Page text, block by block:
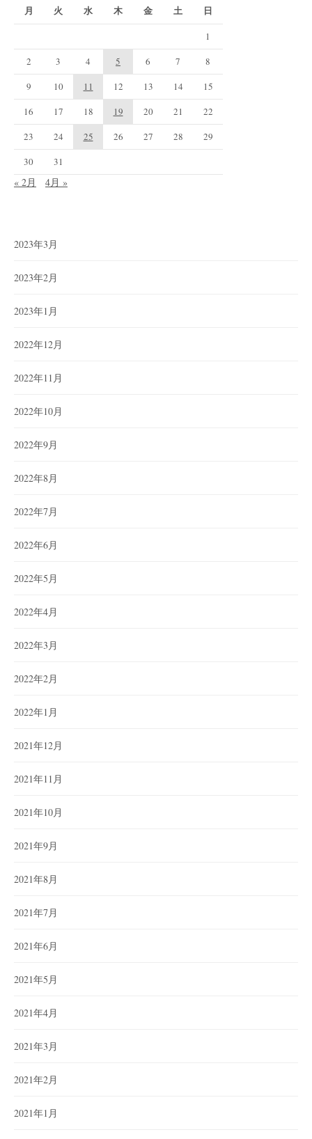
月 火 水 木 金 土 日
1
2
3 4 5 6 7
8
9
10 11 12 13 14
15
16
17 18 19 20 21
22
23
24 25 26 27 28
29
30
31
« 2月 4月 »
2023年3月
2023年2月
2023年1月
2022年12月
2022年11月
2022年10月
2022年9月
2022年8月
2022年7月
2022年6月
2022年5月
2022年4月
2022年3月
2022年2月
2022年1月
2021年12月
2021年11月
2021年10月
2021年9月
2021年8月
2021年7月
2021年6月
2021年5月
2021年4月
2021年3月
2021年2月
2021年1月